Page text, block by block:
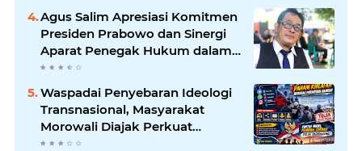
berkembang di ruang publik
Agus Salim Apresiasi Komitmen
Presiden Prabowo dan Sinergi
Aparat Penegak Hukum dalam
Pemberantasan Korupsi
Waspadai Penyebaran Ideologi
Transnasional, Masyarakat
Morowali Diajak Perkuat
Persatuan dan Wawasan